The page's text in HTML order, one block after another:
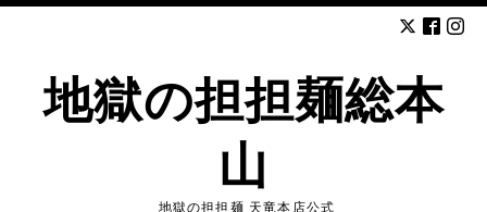
地獄の担担麺総本
山
地獄の担担麺 天竜本店公式